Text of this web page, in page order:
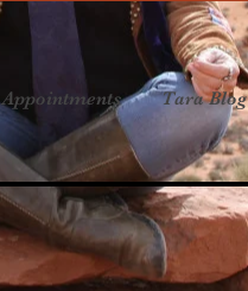
Appointments Tara Blog